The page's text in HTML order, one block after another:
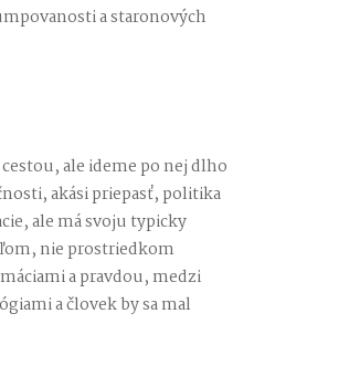
a staronových
ale ideme po nej dlho
akási priepasť, politika
ale má svoju typicky
nie prostriedkom
a pravdou, medzi
a človek by sa mal